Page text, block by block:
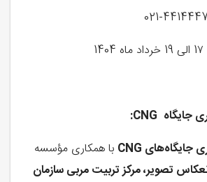
جایگاه CNG
:
جایگاه‌های
با همکاری مؤسسه
تصویر، مرکز تربیت مربی سازمان